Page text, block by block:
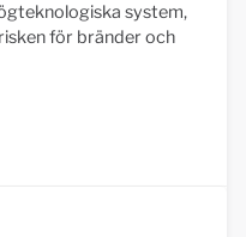
system,
för bränder och